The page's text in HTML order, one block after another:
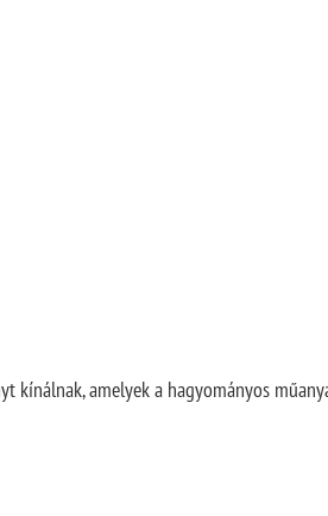
kínálnak, amelyek a hagyományos